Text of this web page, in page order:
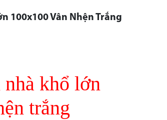
100x100 Vân Nhện Trắng
nhà khổ lớn
trắng